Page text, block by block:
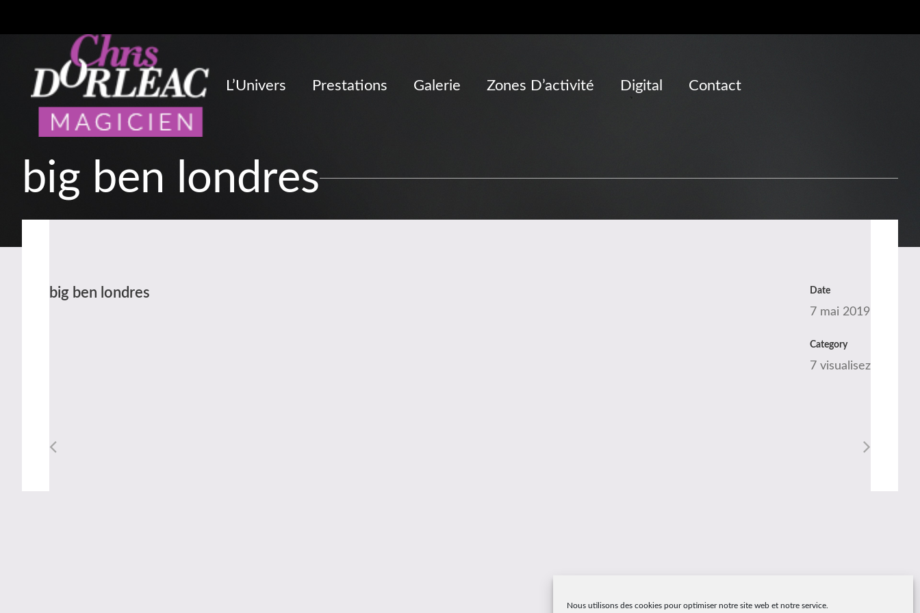
Nous utilisons des cookies pour optimiser notre site web et notre service.
L’Univers Prestations Galerie Zones D’activité Digital Contact
big ben londres
big ben londres Date
7 mai 2019
Category
7 visualisez